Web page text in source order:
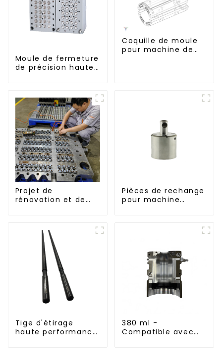
Moule de fermeture
de précision haute
Coquille de moule
pour machine de
Projet de
rénovation et de
Pièces de rechange
pour machine
Tige d'étirage
haute performance
380 ml -
Compatible avec